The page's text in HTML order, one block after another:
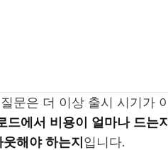
문은 더 이상 출시 시기가
에서 비용이 얼마나 드는
해야 하는지 입니다.